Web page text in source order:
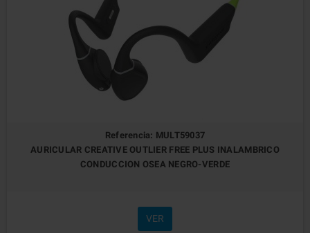
Referencia: MULT59037
AURICULAR CREATIVE OUTLIER FREE PLUS INALAMBRICO
CONDUCCION OSEA NEGRO-VERDE
VER